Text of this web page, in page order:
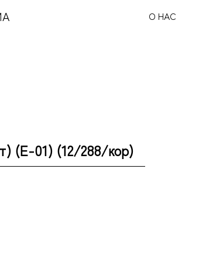
О НАС
(Е-01) (12/288/кор)